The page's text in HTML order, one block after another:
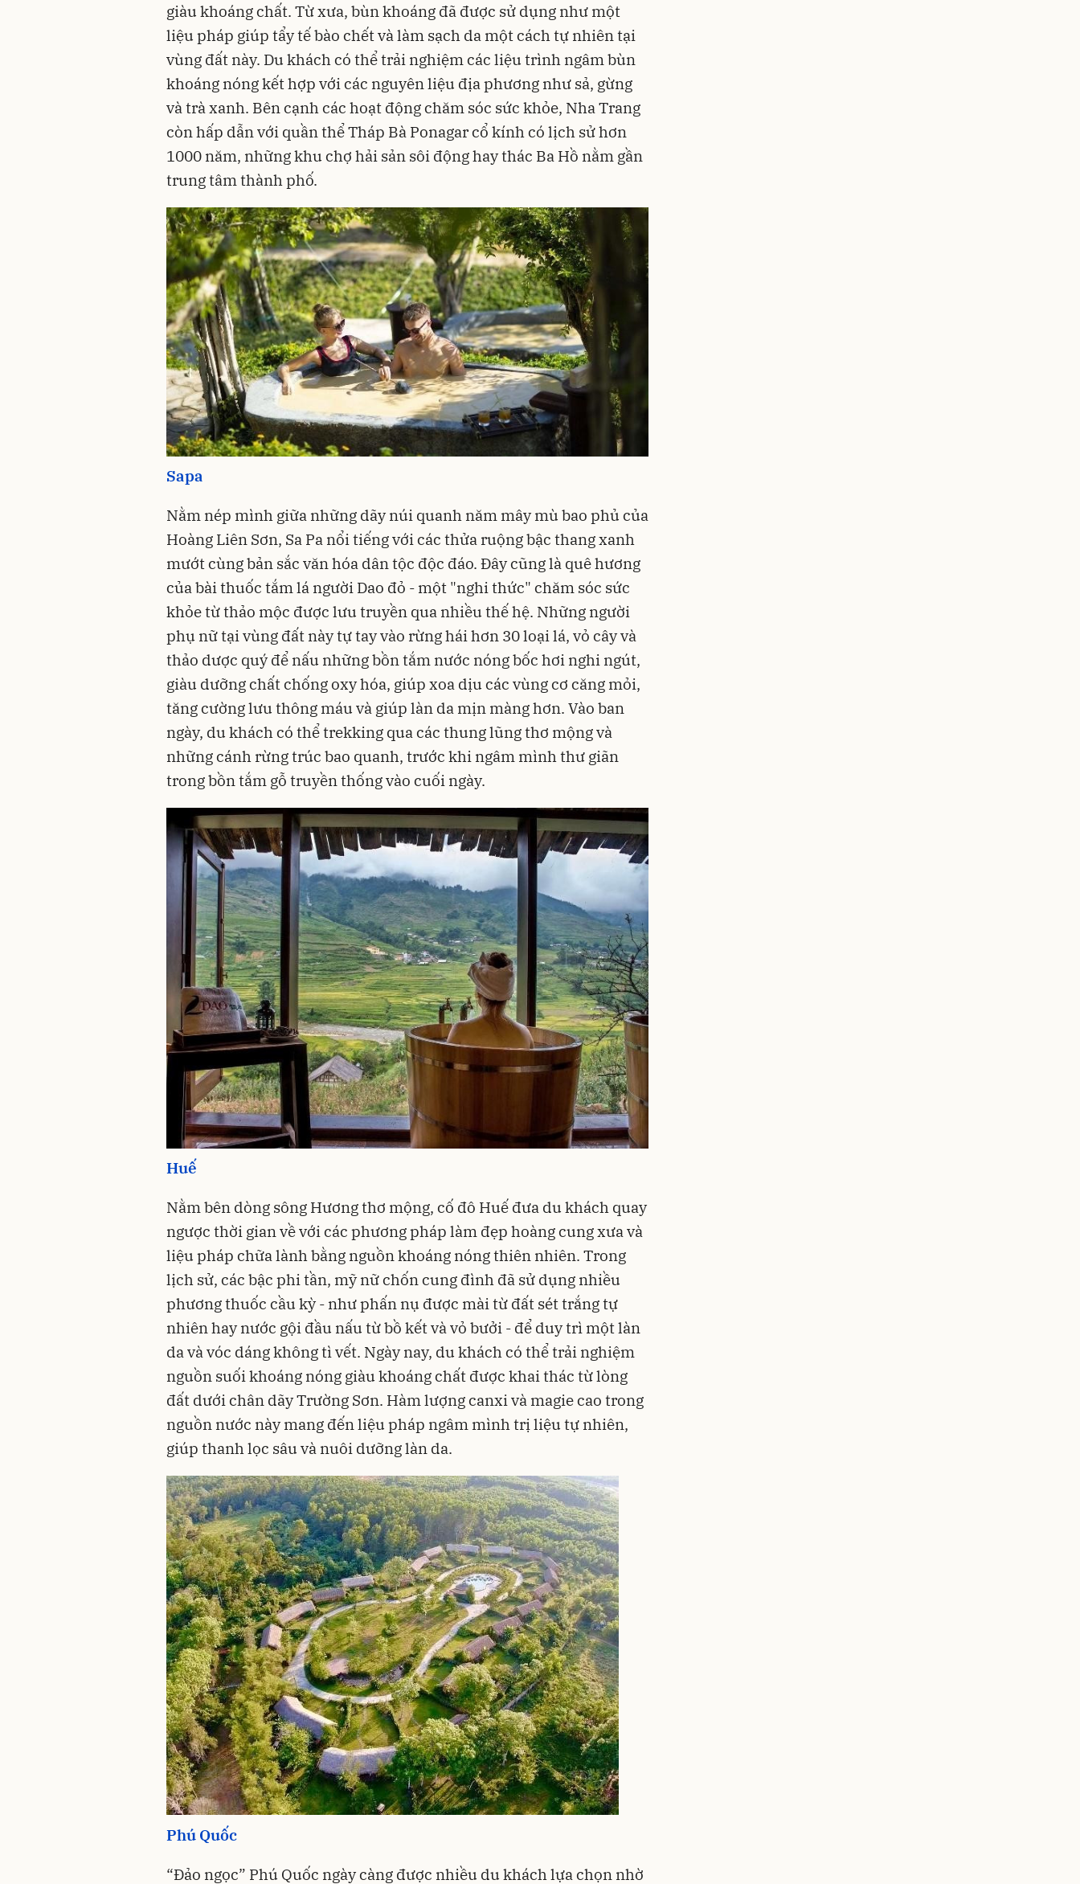
giàu khoáng chất. Từ xưa, bùn khoáng đã được sử dụng như một
liệu pháp giúp tẩy tế bào chết và làm sạch da một cách tự nhiên tại
vùng đất này. Du khách có thể trải nghiệm các liệu trình ngâm bùn
khoáng nóng kết hợp với các nguyên liệu địa phương như sả, gừng
và trà xanh. Bên cạnh các hoạt động chăm sóc sức khỏe, Nha Trang
còn hấp dẫn với quần thể Tháp Bà Ponagar cổ kính có lịch sử hơn
1000 năm, những khu chợ hải sản sôi động hay thác Ba Hồ nằm gần
trung tâm thành phố.
Sapa
Nằm nép mình giữa những dãy núi quanh năm mây mù bao phủ của
Hoàng Liên Sơn, Sa Pa nổi tiếng với các thửa ruộng bậc thang xanh
mướt cùng bản sắc văn hóa dân tộc độc đáo. Đây cũng là quê hương
của bài thuốc tắm lá người Dao đỏ - một "nghi thức" chăm sóc sức
khỏe từ thảo mộc được lưu truyền qua nhiều thế hệ. Những người
phụ nữ tại vùng đất này tự tay vào rừng hái hơn 30 loại lá, vỏ cây và
thảo dược quý để nấu những bồn tắm nước nóng bốc hơi nghi ngút,
giàu dưỡng chất chống oxy hóa, giúp xoa dịu các vùng cơ căng mỏi,
tăng cường lưu thông máu và giúp làn da mịn màng hơn. Vào ban
ngày, du khách có thể trekking qua các thung lũng thơ mộng và
những cánh rừng trúc bao quanh, trước khi ngâm mình thư giãn
trong bồn tắm gỗ truyền thống vào cuối ngày.
Huế
Nằm bên dòng sông Hương thơ mộng, cố đô Huế đưa du khách quay
ngược thời gian về với các phương pháp làm đẹp hoàng cung xưa và
liệu pháp chữa lành bằng nguồn khoáng nóng thiên nhiên. Trong
lịch sử, các bậc phi tần, mỹ nữ chốn cung đình đã sử dụng nhiều
phương thuốc cầu kỳ - như phấn nụ được mài từ đất sét trắng tự
nhiên hay nước gội đầu nấu từ bồ kết và vỏ bưởi - để duy trì một làn
da và vóc dáng không tì vết. Ngày nay, du khách có thể trải nghiệm
nguồn suối khoáng nóng giàu khoáng chất được khai thác từ lòng
đất dưới chân dãy Trường Sơn. Hàm lượng canxi và magie cao trong
nguồn nước này mang đến liệu pháp ngâm mình trị liệu tự nhiên,
giúp thanh lọc sâu và nuôi dưỡng làn da.
Phú Quốc
“Đảo ngọc” Phú Quốc ngày càng được nhiều du khách lựa chọn nhờ